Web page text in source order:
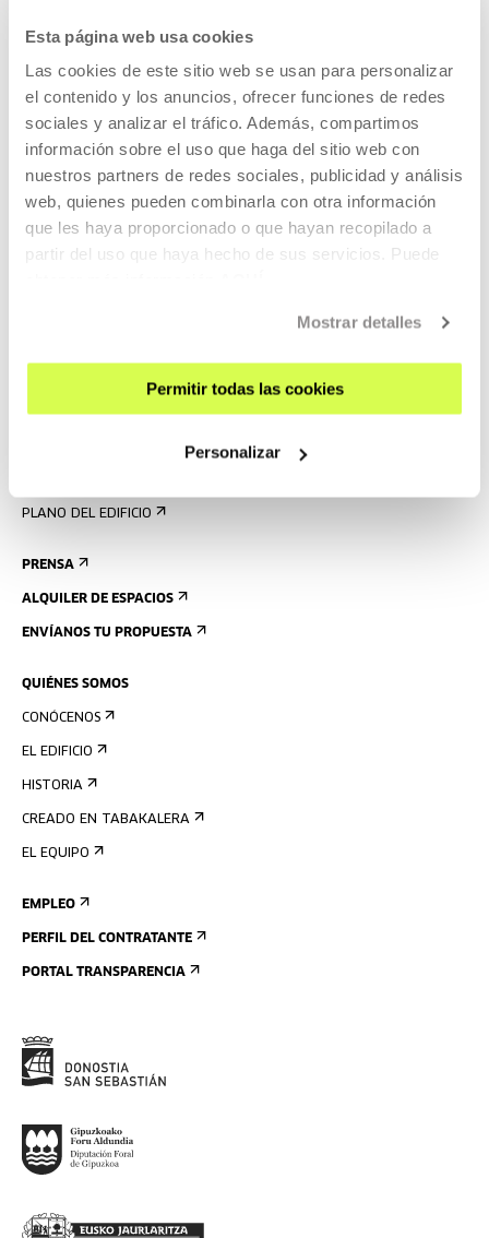
Esta página web usa cookies
Las cookies de este sitio web se usan para personalizar
el contenido y los anuncios, ofrecer funciones de redes
sociales y analizar el tráfico. Además, compartimos
información sobre el uso que haga del sitio web con
nuestros partners de redes sociales, publicidad y análisis
web, quienes pueden combinarla con otra información
que les haya proporcionado o que hayan recopilado a
partir del uso que haya hecho de sus servicios. Puede
Mostrar detalles
Permitir todas las cookies
Personalizar
AGENDA
ALOJAMIENTO
PLANO DEL EDIFICIO
PRENSA
ALQUILER DE ESPACIOS
ENVÍANOS TU PROPUESTA
QUIÉNES SOMOS
CONÓCENOS
EL EDIFICIO
HISTORIA
CREADO EN TABAKALERA
EL EQUIPO
EMPLEO
PERFIL DEL CONTRATANTE
PORTAL TRANSPARENCIA